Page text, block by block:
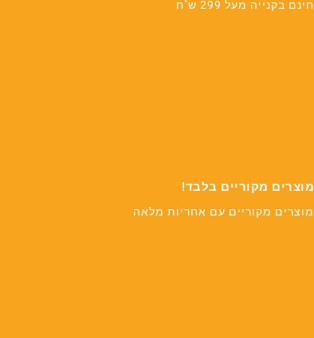
חינם בקנייה מעל 299 ש"ח
מוצרים מקוריים בלבד!
מוצרים מקוריים עם אחריות מלאה